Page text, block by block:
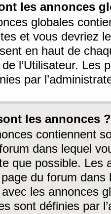
les annonces
globales
et vous devriez
en haut de
l’Utilisateur. Les
par
les annonces ?
contiennent
dans lequel
que possible. Les
du forum dans
les annonces
sont définies par